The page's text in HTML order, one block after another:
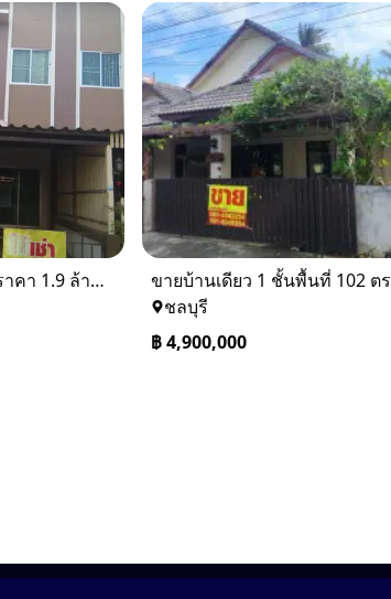
ขายทาวเฮ้าส์ 2 ชั้น ราคา 1.9 ล้านบาท ที่อยู่ ศรีราชา ชลบุรี
ชลบุรี
฿4,900,000